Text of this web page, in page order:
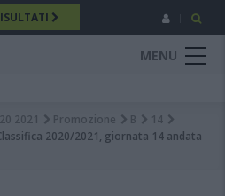
MENU
2021 Promozione B
14
2020/2021, giornata 14 andata